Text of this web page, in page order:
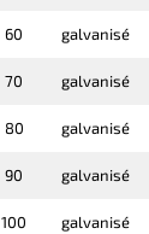
60 galvanisé
70 galvanisé
80 galvanisé
90 galvanisé
100 galvanisé